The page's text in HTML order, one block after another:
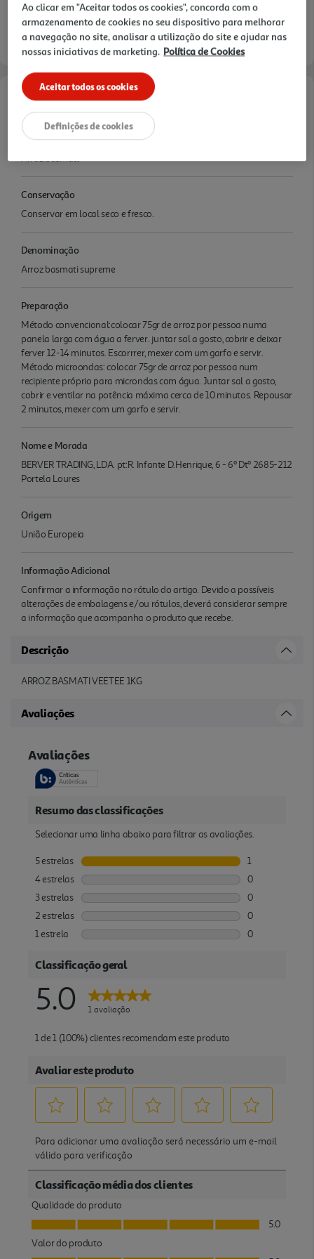
Ingredientes/Composição
Arroz basmati.
Conservação
Conservar em local seco e fresco.
Denominação
Arroz basmati supreme
Preparação
Método convencional:colocar 75gr de arroz por pessoa numa
panela larga com água a ferver. juntar sal a gosto, cobrir e deixar
ferver 12-14 minutos. Escorrrer, mexer com um garfo e servir.
Método microondas: colocar 75gr de arroz por pessoa num
recipiente próprio para microndas com água. Juntar sal a gosto,
cobrir e ventilar na potência máxima cerca de 10 minutos. Repousar
2 minutos, mexer com um garfo e servir.
Nome e Morada
BERVER TRADING, LDA. pt:R. Infante D.Henrique, 6 - 6º Dtº 2685-212
Portela Loures
Origem
União Europeia
Informação Adicional
Confirmar a informação no rótulo do artigo. Devido a possíveis
alterações de embalagens e/ou rótulos, deverá considerar sempre
a informação que acompanha o produto que recebe.
Descrição
ARROZ BASMATI VEETEE 1KG
Avaliações
Ao clicar em "Aceitar todos os cookies", concorda com o
armazenamento de cookies no seu dispositivo para melhorar
a navegação no site, analisar a utilização do site e ajudar nas
nossas iniciativas de marketing. Política de Cookies
Aceitar todos os cookies
Definições de cookies